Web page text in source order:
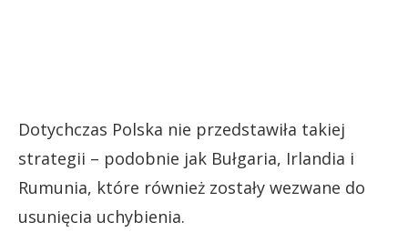
Dotychczas Polska nie przedstawiła takiej
strategii – podobnie jak Bułgaria, Irlandia i
Rumunia, które również zostały wezwane do
usunięcia uchybienia.